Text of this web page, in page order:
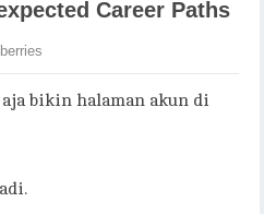
bikin halaman akun di